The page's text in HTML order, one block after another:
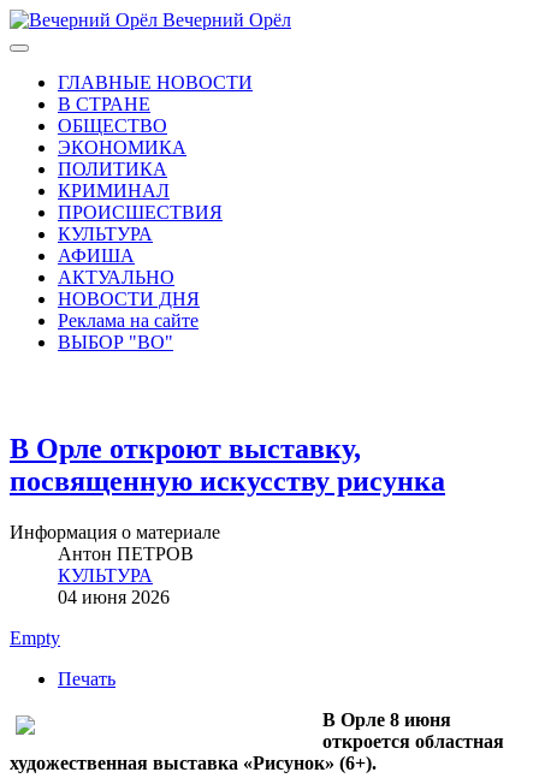
Вечерний Орёл
ГЛАВНЫЕ НОВОСТИ
В СТРАНЕ
ОБЩЕСТВО
ЭКОНОМИКА
ПОЛИТИКА
КРИМИНАЛ
ПРОИСШЕСТВИЯ
КУЛЬТУРА
АФИША
АКТУАЛЬНО
НОВОСТИ ДНЯ
Реклама на сайте
ВЫБОР "ВО"
В Орле откроют выставку,
посвященную искусству рисунка
Информация о материале
Антон ПЕТРОВ
КУЛЬТУРА
04 июня 2026
Empty
Печать
В Орле 8 июня
откроется областная
художественная выставка «Рисунок» (6+).